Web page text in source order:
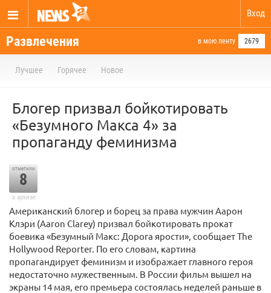
Вход
Развлечения в мою ленту 2679
Лучшее Горячее Новое
Блогер призвал бойкотировать
«Безумного Макса 4» за
пропаганду феминизма
отметили
8
в архиве
Американский блогер и борец за права мужчин Аарон
Клэри (Aaron Clarey) призвал бойкотировать прокат
боевика «Безумный Макс: Дорога ярости», сообщает The
Hollywood Reporter. По его словам, картина
пропагандирует феминизм и изображает главного героя
недостаточно мужественным. В России фильм вышел на
экраны 14 мая, его премьера состоялась неделей раньше в